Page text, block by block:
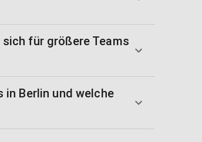
für größere Teams
in Berlin und welche